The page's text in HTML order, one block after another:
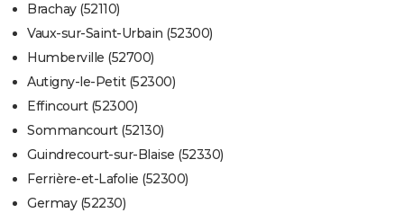
Brachay (52110)
Vaux-sur-Saint-Urbain (52300)
Humberville (52700)
Autigny-le-Petit (52300)
Effincourt (52300)
Sommancourt (52130)
Guindrecourt-sur-Blaise (52330)
Ferrière-et-Lafolie (52300)
Germay (52230)